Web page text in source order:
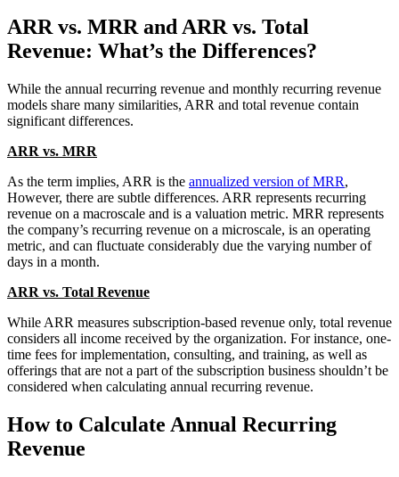
ARR vs. MRR and ARR vs. Total
Revenue: What’s the Differences?
While the annual recurring revenue and monthly recurring revenue
models share many similarities, ARR and total revenue contain
significant differences.
ARR vs. MRR
As the term implies, ARR is the annualized version of MRR,
However, there are subtle differences. ARR represents recurring
revenue on a macroscale and is a valuation metric. MRR represents
the company’s recurring revenue on a microscale, is an operating
metric, and can fluctuate considerably due the varying number of
days in a month.
ARR vs. Total Revenue
While ARR measures subscription-based revenue only, total revenue
considers all income received by the organization. For instance, one-
time fees for implementation, consulting, and training, as well as
offerings that are not a part of the subscription business shouldn’t be
considered when calculating annual recurring revenue.
How to Calculate Annual Recurring
Revenue